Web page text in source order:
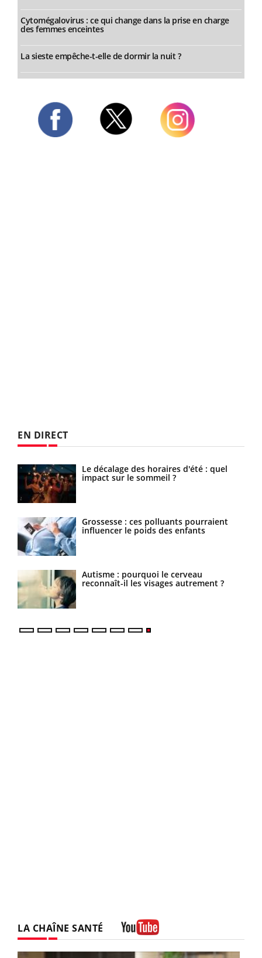
Cytomégalovirus : ce qui change dans la prise en charge
des femmes enceintes
La sieste empêche-t-elle de dormir la nuit ?
EN DIRECT
Le décalage des horaires d'été : quel
impact sur le sommeil ?
Grossesse : ces polluants pourraient
influencer le poids des enfants
Autisme : pourquoi le cerveau
reconnaît-il les visages autrement ?
LA CHAÎNE SANTÉ